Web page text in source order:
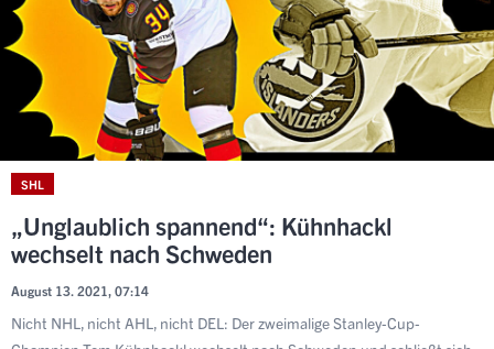
SHL
„Unglaublich spannend“: Kühnhackl
wechselt nach Schweden
August 13. 2021, 07:14
Nicht NHL, nicht AHL, nicht DEL: Der zweimalige Stanley-Cup-